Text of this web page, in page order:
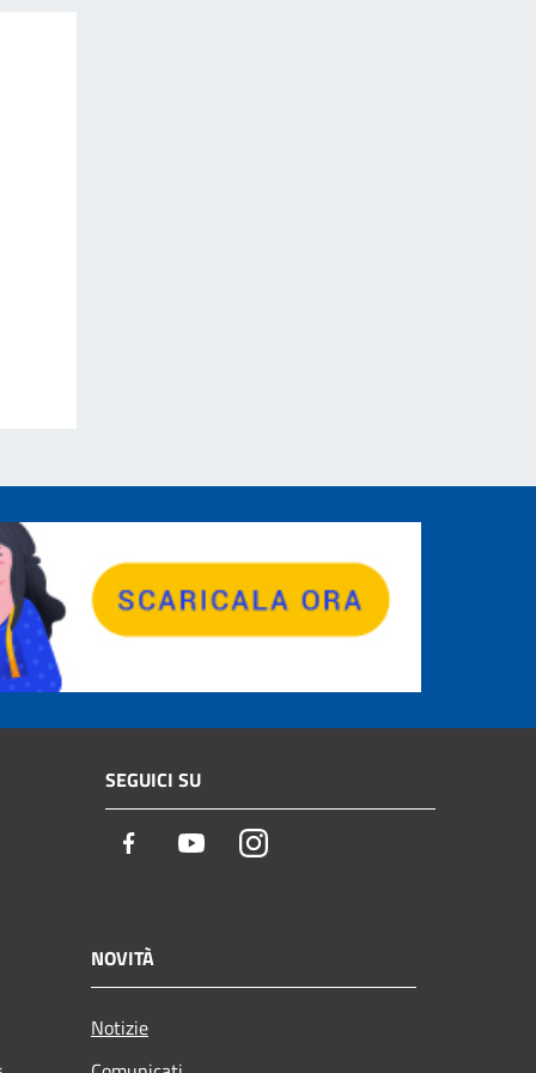
SEGUICI SU
Facebook YoutubeInstagram
NOVITÀ
Notizie